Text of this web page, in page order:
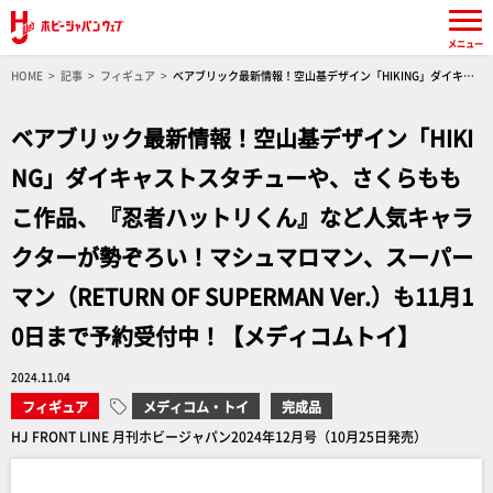
HOME 記事 フィギュア
ベアブリック最新情報！空山基デザイン「HIKING」ダイキャ
中！【メディコムトイ】
ベアブリック最新情報！空山基デザイン「HIKI
NG」ダイキャストスタチューや、さくらもも
こ作品、『忍者ハットリくん』など人気キャラ
クターが勢ぞろい！マシュマロマン、スーパー
マン（RETURN OF SUPERMAN Ver.）も11月1
0日まで予約受付中！【メディコムトイ】
2024.11.04
フィギュア メディコム・トイ
完成品
HJ FRONT LINE 月刊ホビージャパン2024年12月号（10月25日発売）
メニュー